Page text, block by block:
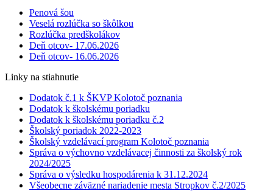
Penová šou
Veselá rozlúčka so škôlkou
Rozlúčka predškolákov
Deň otcov- 17.06.2026
Deň otcov- 16.06.2026
Linky na stiahnutie
Dodatok č.1 k ŠKVP Kolotoč poznania
Dodatok k školskému poriadku
Dodatok k školskému poriadku č.2
Školský poriadok 2022-2023
Školský vzdelávací program Kolotoč poznania
Správa o výchovno vzdelávacej činnosti za školský rok
2024/2025
Správa o výsledku hospodárenia k 31.12.2024
Všeobecne záväzné nariadenie mesta Stropkov č.2/2025